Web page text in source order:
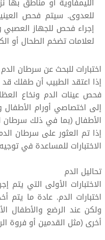
للعدوى. سيتم فحص
إجراء فحص للجهاز
لعلامات تضخم الطحال أو
اختبارات للبحث عن سرطان
إذا اعتقد الطبيب أن طفلك
فحص عينات الدم ونخاع
إلى اختصاصي أورام
الأطفال (بما في ذلك سرطان
إذا تم العثور على سرطان
الاختبارات للمساعدة في
تحاليل الدم
الاختبارات الأولى التي
اختبارات الدم. عادة ما يتم
ولكن عند الرضع والأطفال
أخرى (مثل القدمين أو فروة